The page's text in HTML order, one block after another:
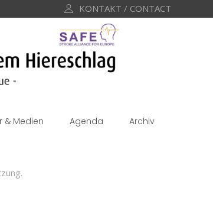
KONTAKT / CONTACT
& Medien Agenda Archiv